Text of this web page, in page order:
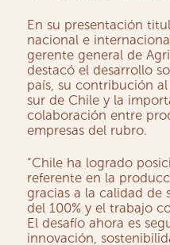
En su presentación
nacional e
gerente general de
destacó el desarrollo
país, su contribución
sur de Chile y la
colaboración entre
empresas del rubro.
“Chile ha logrado
referente en la
gracias a la calidad de
del 100% y el trabajo
El desafío ahora es
innovación,